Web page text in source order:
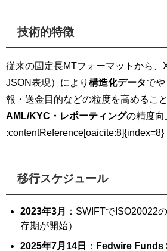
技術的特徴
従来の固定長MTフォーマットから、
JSON表現）により 構造化データで
報・送金目的などの粒度を高めること
AML/KYC・レポーティングの精度向
:contentReference[oaicite:8]{index=8}
移行スケジュール
2023年3月
：SWIFTでISO20022
存期が開始）
2025年7月14日 ：
Fedwire Funds